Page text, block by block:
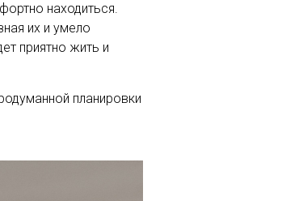
находиться.
их и умело
приятно жить и
планировки